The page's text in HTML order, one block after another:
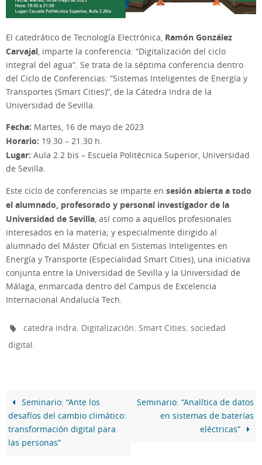
El catedrático de Tecnología Electrónica, Ramón González
Carvajal, imparte la conferencia: “Digitalización del ciclo
integral del agua”. Se trata de la séptima conferencia dentro
del Ciclo de Conferencias: “Sistemas Inteligentes de Energía y
Transportes (Smart Cities)”, de la Cátedra Indra de la
Universidad de Sevilla.
Fecha: Martes, 16 de mayo de 2023
Horario: 19.30 – 21.30 h.
Lugar: Aula 2.2 bis – Escuela Politécnica Superior, Universidad
de Sevilla.
Este ciclo de conferencias se imparte en sesión abierta a todo
el alumnado, profesorado y personal investigador de la
Universidad de Sevilla, así como a aquellos profesionales
interesados en la materia; y especialmente dirigido al
alumnado del Máster Oficial en Sistemas Inteligentes en
Energía y Transporte (Especialidad Smart Cities), una iniciativa
conjunta entre la Universidad de Sevilla y la Universidad de
Málaga, enmarcada dentro del Campus de Excelencia
Internacional Andalucía Tech.
catedra indra, Digitalización,Smart Cities,sociedad
digital.
Seminario: “Ante los
desafíos del cambio climático:
transformación digital para
las personas”
Seminario: “Analítica de datos
en sistemas de baterías
eléctricas”